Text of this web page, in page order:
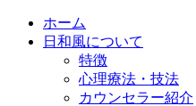
ホーム
日和風について
特徴
心理療法・技法
カウンセラー紹介